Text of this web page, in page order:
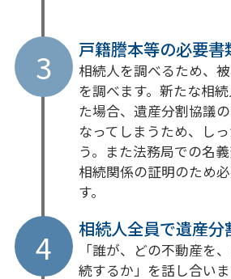
3 戸籍謄本等の必要書
相続人を調べるため、
を調べます。新たな相
た場合、遺産分割協議
なってしまうため、し
う。また法務局での名
相続関係の証明のため
す。
4 相続人全員で遺産分
「誰が、どの不動産を
続するか」を話し合いま